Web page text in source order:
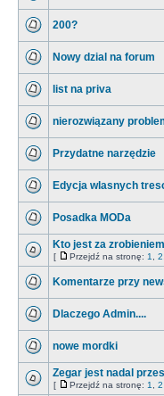
200?
Nowy dzial na forum
list na priva
nierozwiązany
Przydatne narzędzie
Edycja wlasnych
Posadka MODa
Kto jest za
[ Przejdź na stronę: 1 2
Komentarze przy
Dlaczego Admin....
nowe mordki
Zegar jest nadal
[ Przejdź na stronę: 1 2